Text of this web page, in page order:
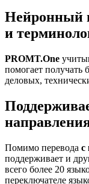
Нейронный
и
PROMT.One
помогает получать
деловых,
Помимо перевода с
поддерживает и
всего более 20
переключателе